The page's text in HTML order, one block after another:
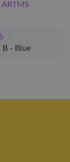
ARTMS
/
B - Blue